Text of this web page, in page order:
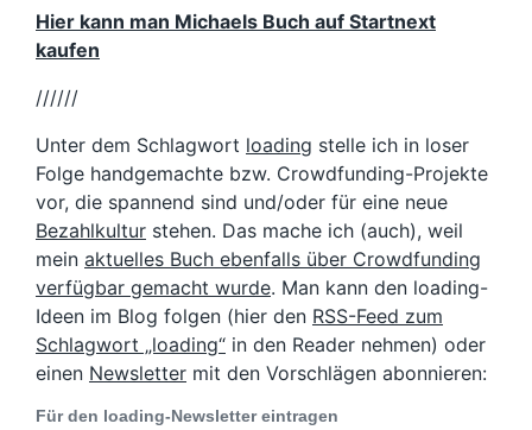
Hier kann man Michaels Buch auf Startnext
kaufen
//////
Unter dem Schlagwort loading stelle ich in loser
Folge handgemachte bzw. Crowdfunding-Projekte
vor, die spannend sind und/oder für eine neue
Bezahlkultur stehen. Das mache ich (auch), weil
mein aktuelles Buch ebenfalls über Crowdfunding
verfügbar gemacht wurde. Man kann den loading-
Ideen im Blog folgen (hier den RSS-Feed zum
Schlagwort „loading“ in den Reader nehmen) oder
einen Newsletter mit den Vorschlägen abonnieren:
Für den loading-Newsletter eintragen